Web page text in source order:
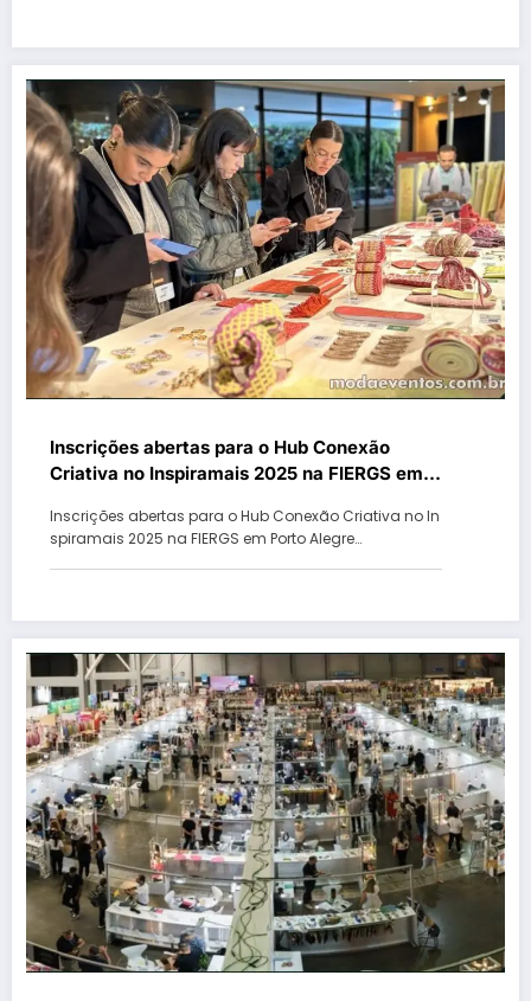
Inscrições abertas para o Hub Conexão
Criativa no Inspiramais 2025 na FIERGS em
Inscrições abertas para o Hub Conexão Criativa no In
spiramais 2025 na FIERGS em Porto Alegre…